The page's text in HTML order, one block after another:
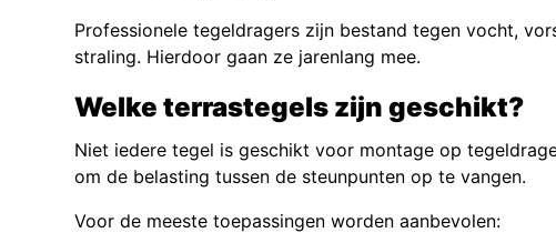
Professionele tegeldragers zijn bestand tegen vocht,
straling. Hierdoor gaan ze jarenlang mee.
Welke terrastegels zijn geschikt?
Niet iedere tegel is geschikt voor montage op
om de belasting tussen de steunpunten op te vangen.
Voor de meeste toepassingen worden aanbevolen: